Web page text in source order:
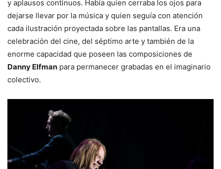
y aplausos continuos. Había quien cerraba los ojos para
dejarse llevar por la música y quien seguía con atención
cada ilustración proyectada sobre las pantallas. Era una
celebración del cine, del séptimo arte y también de la
enorme capacidad que poseen las composiciones de
Danny Elfman para permanecer grabadas en el imaginario
colectivo.